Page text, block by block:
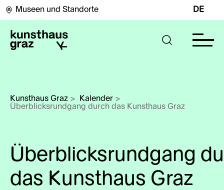
Museen und Standorte DE
Kunsthaus Graz > Kalender >
Überblicksrundgang durch das Kunsthaus Graz
Überblicksrundgang
das Kunsthaus Graz